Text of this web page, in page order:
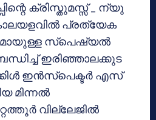
ക്രിസ്തുമസ്സ് _ ന്യു
പ്രത്യേക
സ്‌പെഷ്യല്‍
ഇരിഞ്ഞാലക്കുട
ഇന്‍സ്‌പെക്ടര്‍ എസ്
മിന്നല്‍
വില്ലേജില്‍